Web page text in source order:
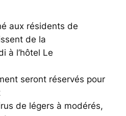
aux résidents de
de la
à l’hôtel Le
seront réservés pour
de légers à modérés,